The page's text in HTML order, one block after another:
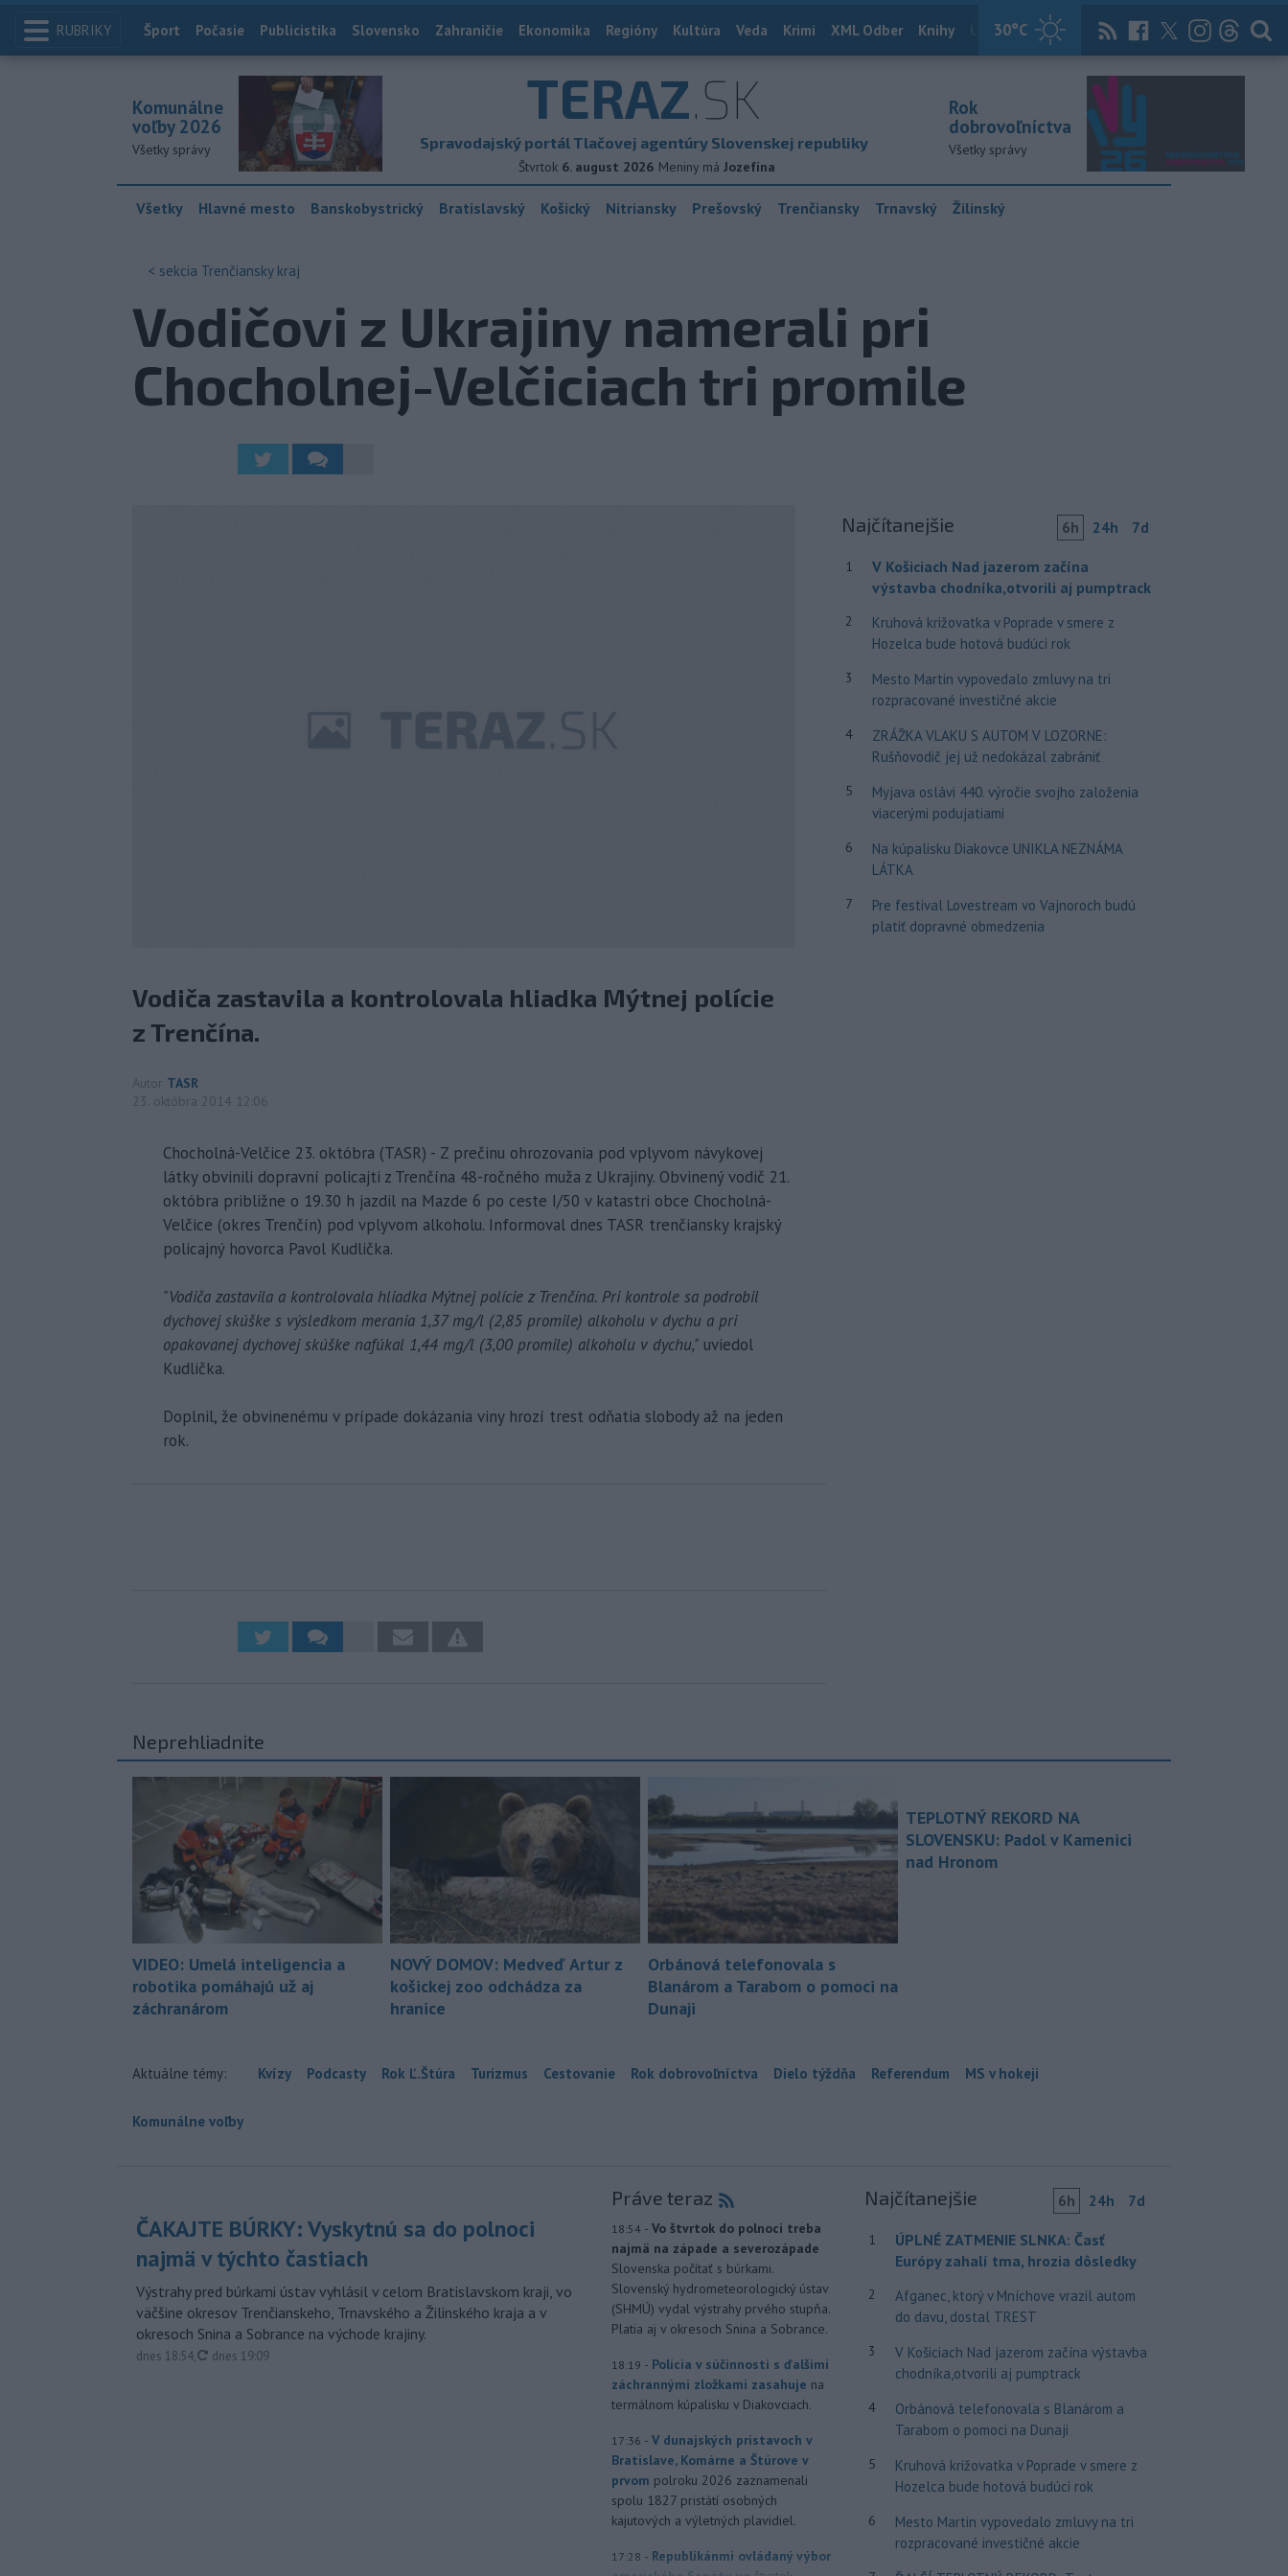
RUBRIKY 30°C
Index
Šport Počasie Publicistika Slovensko Zahraničie Ekonomika Regióny Kultúra Veda Krimi XML Odber Knihy Útulkovo Magazín News Now Archív
TERAZ.SK
Spravodajský portál Tlačovej agentúry Slovenskej republiky
Štvrtok 6. august 2026 Meniny má Jozefína
Komunálne
voľby 2026
Všetky správy
Rok
dobrovoľníctva
Všetky správy
Všetky Hlavné mesto Banskobystrický Bratislavský Košický Nitriansky Prešovský Trenčiansky Trnavský Žilinský
< sekcia Trenčiansky kraj
Vodičovi z Ukrajiny namerali pri
Chocholnej-Velčiciach tri promile
Vodiča zastavila a kontrolovala hliadka Mýtnej polície
z Trenčína.
Autor TASR
23. októbra 2014 12:06
Chocholná-Velčice 23. októbra (TASR) - Z prečinu ohrozovania pod vplyvom návykovej
látky obvinili dopravní policajti z Trenčína 48-ročného muža z Ukrajiny. Obvinený vodič 21.
októbra približne o 19.30 h jazdil na Mazde 6 po ceste I/50 v katastri obce Chocholná-
Velčice (okres Trenčín) pod vplyvom alkoholu. Informoval dnes TASR trenčiansky krajský
policajný hovorca Pavol Kudlička.
"Vodiča zastavila a kontrolovala hliadka Mýtnej polície z Trenčína. Pri kontrole sa podrobil
dychovej skúške s výsledkom merania 1,37 mg/l (2,85 promile) alkoholu v dychu a pri
opakovanej dychovej skúške nafúkal 1,44 mg/l (3,00 promile) alkoholu v dychu," uviedol
Kudlička.
Doplnil, že obvinenému v prípade dokázania viny hrozí trest odňatia slobody až na jeden
rok.
Najčítanejšie 6h 24h 7d
1
V Košiciach Nad jazerom začína
výstavba chodníka,otvorili aj pumptrack
2
Kruhová križovatka v Poprade v smere z
Hozelca bude hotová budúci rok
3
Mesto Martin vypovedalo zmluvy na tri
rozpracované investičné akcie
4
ZRÁŽKA VLAKU S AUTOM V LOZORNE:
Rušňovodič jej už nedokázal zabrániť
5
Myjava oslávi 440. výročie svojho založenia
viacerými podujatiami
6
Na kúpalisku Diakovce UNIKLA NEZNÁMA
LÁTKA
7
Pre festival Lovestream vo Vajnoroch budú
platiť dopravné obmedzenia
Neprehliadnite
VIDEO: Umelá inteligencia a
robotika pomáhajú už aj
záchranárom
NOVÝ DOMOV: Medveď Artur z
košickej zoo odchádza za
hranice
Orbánová telefonovala s
Blanárom a Tarabom o pomoci na
Dunaji
TEPLOTNÝ REKORD NA
SLOVENSKU: Padol v Kamenici
nad Hronom
Aktuálne témy: Kvízy Podcasty Rok Ľ.Štúra Turizmus Cestovanie Rok dobrovoľníctva Dielo týždňa Referendum MS v hokeji
Komunálne voľby
ČAKAJTE BÚRKY: Vyskytnú sa do polnoci
najmä v týchto častiach
Výstrahy pred búrkami ústav vyhlásil v celom Bratislavskom kraji, vo
väčšine okresov Trenčianskeho, Trnavského a Žilinského kraja a v
okresoch Snina a Sobrance na východe krajiny.
dnes 18:54, aktualizované
dnes 19:09
Práve teraz
18:54 - Vo štvrtok do polnoci treba
najmä na západe a severozápade
Slovenska počítať s búrkami.
Slovenský hydrometeorologický ústav
(SHMÚ) vydal výstrahy prvého stupňa.
Platia aj v okresoch Snina a Sobrance.
18:19 - Polícia v súčinnosti s ďalšími
záchrannými zložkami zasahuje na
termálnom kúpalisku v Diakovciach.
17:36 - V dunajských prístavoch v
Bratislave, Komárne a Štúrove v
prvom polroku 2026 zaznamenali
spolu 1827 pristátí osobných
kajutových a výletných plavidiel.
17:28 - Republikánmi ovládaný výbor
Najčítanejšie 6h 24h 7d
1
ÚPLNÉ ZATMENIE SLNKA: Časť
Európy zahalí tma, hrozia dôsledky
2
Afganec, ktorý v Mníchove vrazil autom
do davu, dostal TREST
3
V Košiciach Nad jazerom začína výstavba
chodníka,otvorili aj pumptrack
4
Orbánová telefonovala s Blanárom a
Tarabom o pomoci na Dunaji
5
Kruhová križovatka v Poprade v smere z
Hozelca bude hotová budúci rok
6
Mesto Martin vypovedalo zmluvy na tri
rozpracované investičné akcie